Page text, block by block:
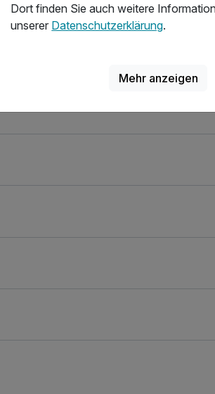
Dort finden Sie auch weitere
unserer Datenschutzerklärung.
Mehr anzeigen